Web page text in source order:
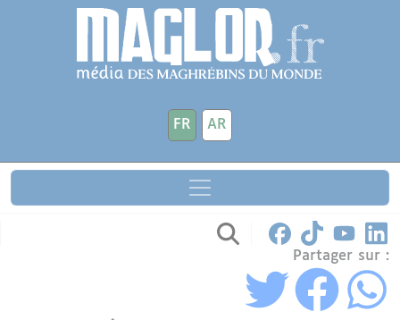
Aller au contenu principal
FR AR
Partager sur :
Panneau de gestion des cookies